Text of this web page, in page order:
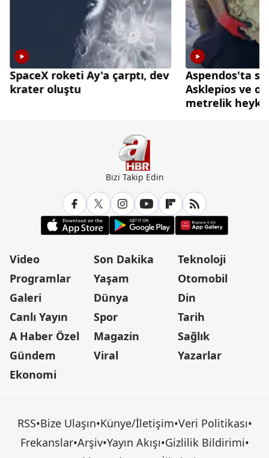
SpaceX roketi Ay'a çarptı, dev
krater oluştu
Aspendos'ta
Asklepios ve
metrelik
Bizi Takip Edin
Video
Programlar
Galeri
Canlı Yayın
A Haber Özel
Gündem
Ekonomi
Son Dakika
Yaşam
Dünya
Spor
Magazin
Viral
Teknoloji
Otomobil
Din
Tarih
Sağlık
Yazarlar
RSS•Bize Ulaşın•Künye/İletişim•Veri Politikası•
Frekanslar•Arşiv•Yayın Akışı•Gizlilik Bildirimi•